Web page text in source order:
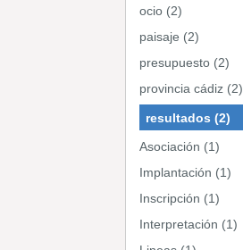
ocio (2)
paisaje (2)
presupuesto (2)
provincia cádiz (2)
resultados (2)
Asociación (1)
Implantación (1)
Inscripción (1)
Interpretación (1)